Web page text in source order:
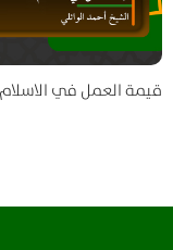
قيمة العمل في الاسلام